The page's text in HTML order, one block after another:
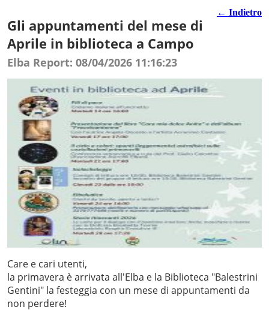
← Indietro
Gli appuntamenti del mese di
Aprile in biblioteca a Campo
Elba Report: 08/04/2026 11:16:23
Care e cari utenti,
la primavera è arrivata all'Elba e la Biblioteca "Balestrini
Gentini" la festeggia con un mese di appuntamenti da
non perdere!